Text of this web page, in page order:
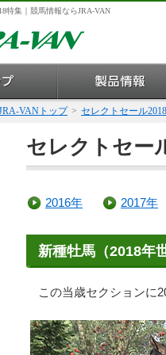
特集｜競馬情報ならJRA-VAN
VANトップ > セレクトセール
セレクトセー
2016年 2017年
新種牡馬（2018年
この当歳セクションに